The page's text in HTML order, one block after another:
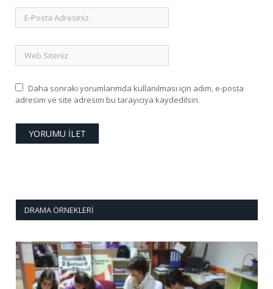
Daha sonraki yorumlarımda kullanılması için adım, e-posta
adresim ve site adresim bu tarayıcıya kaydedilsin.
DRAMA ÖRNEKLERI